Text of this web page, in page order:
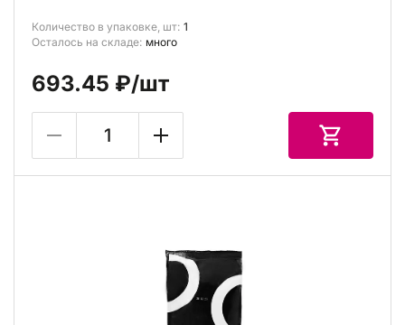
Количество в упаковке, шт: 1
Осталось на складе: много
693.45 ₽/шт